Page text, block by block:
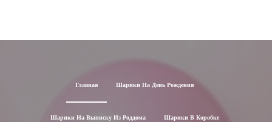
Главная Шарики На День Рождения
Шарики На Выписку Из Роддома Шарики В Коробке